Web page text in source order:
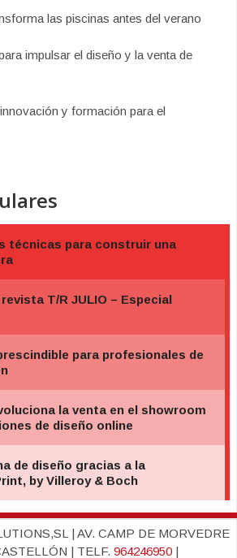
las piscinas antes del verano
impulsar el diseño y la venta de
y formación para el
| AV. CAMP DE MORVEDRE
| TELF. 964246950|